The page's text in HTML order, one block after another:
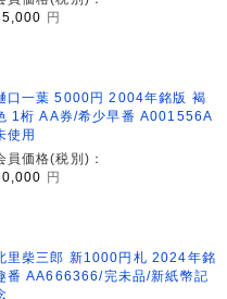
円
口一葉 5000円 2004年銘版 褐
1桁 AA券/希少早番 A001556A
使用
員価格(税別)：
円
里柴三郎 新1000円札 2024年銘
番 AA666366/完未品/新紙幣記